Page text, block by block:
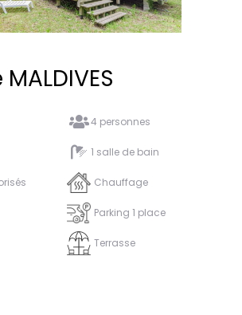
4 personnes
1 salle de bain
Chauffage
Parking 1 place
Terrasse